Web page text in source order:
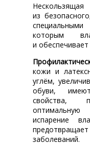
из
которым
и
кожи и
углём,
обуви,
свойства,
испарение
заболеваний.